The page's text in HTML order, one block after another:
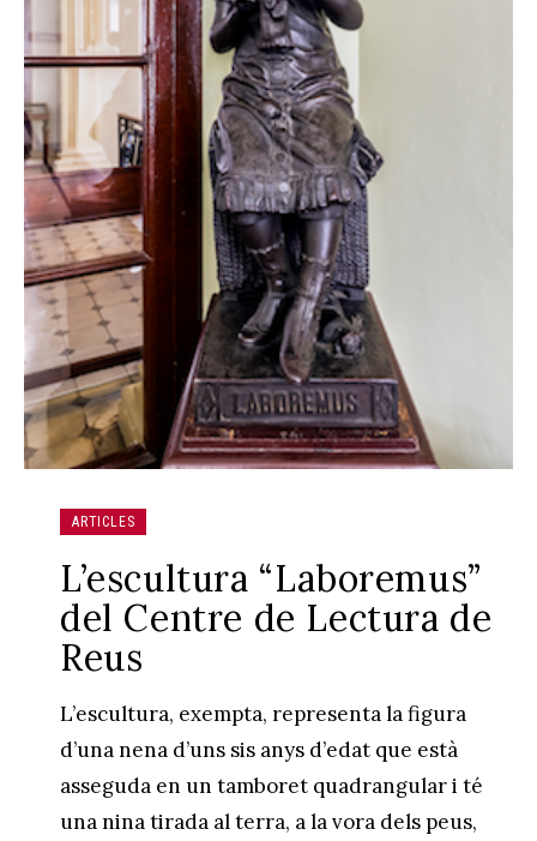
ARTICLES
L’escultura “Laboremus”
del Centre de Lectura de
Reus
L’escultura, exempta, representa la figura
d’una nena d’uns sis anys d’edat que està
asseguda en un tamboret quadrangular i té
una nina tirada al terra, a la vora dels peus,